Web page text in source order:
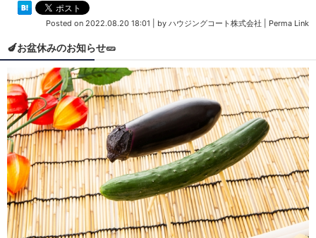
Posted on 2022.08.20 18:01 by ハウジングコート株式会社 Perma Link
🍆お盆休みのお知らせ🥒